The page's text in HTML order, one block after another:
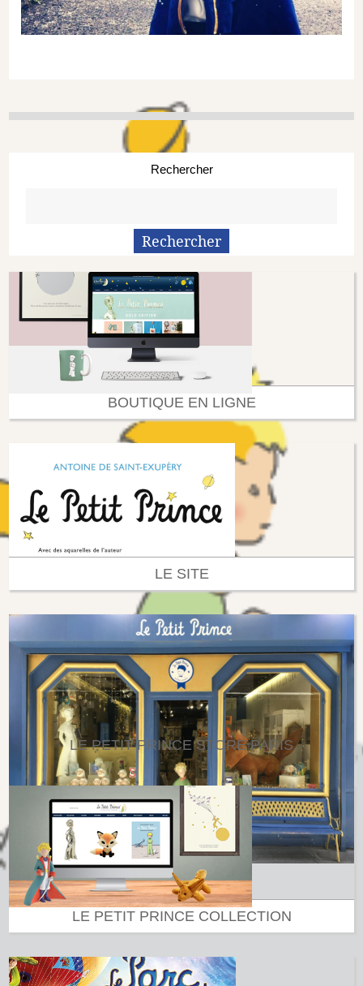
Rechercher
BOUTIQUE EN LIGNE
LE SITE
LE PETIT PRINCE STORE PARIS
LE PETIT PRINCE COLLECTION